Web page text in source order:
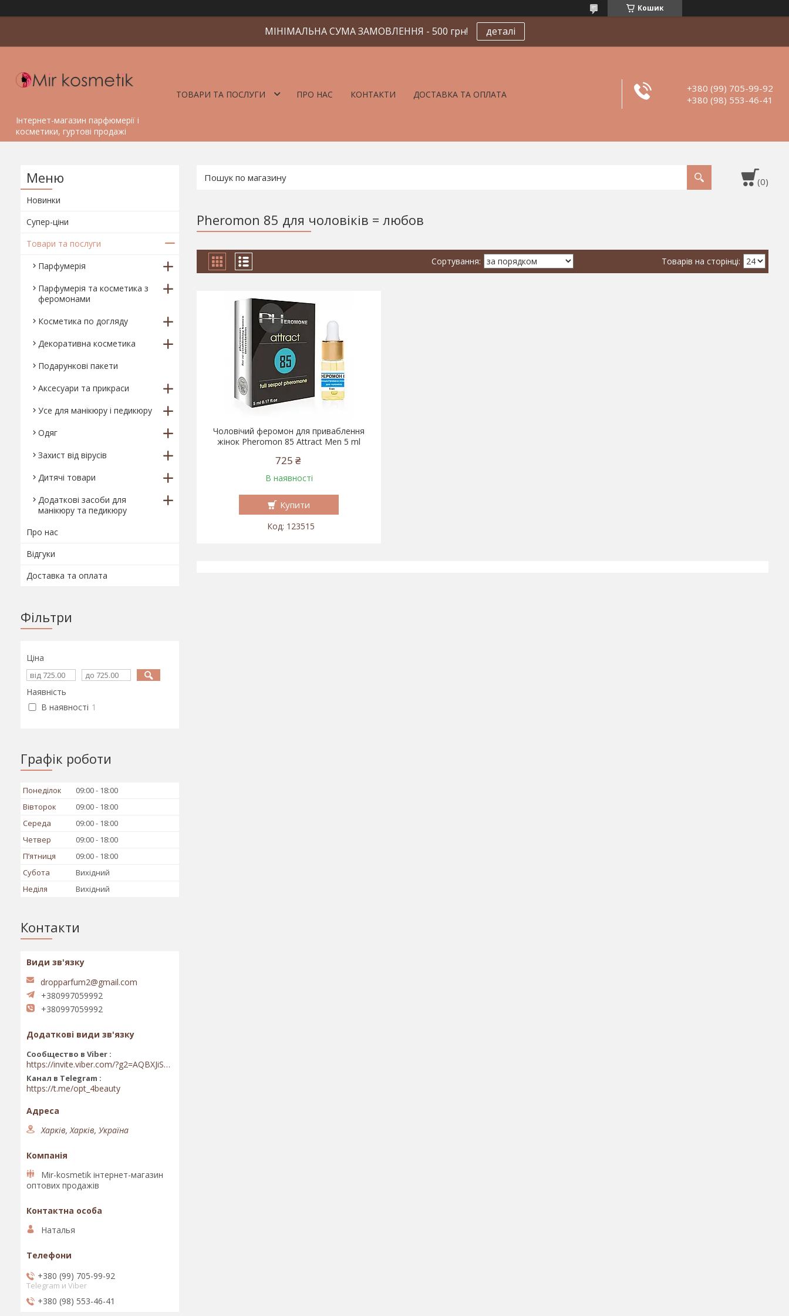
Кошик
МІНІМАЛЬНА СУМА ЗАМОВЛЕННЯ - 500 грн! деталі
Інтернет-магазин парфюмерії і
косметики, гуртові продажі
ТОВАРИ ТА ПОСЛУГИ ПРО НАС КОНТАКТИ ДОСТАВКА ТА ОПЛАТА
+380 (99) 705-99-92
+380 (98) 553-46-41
Pheromon 85 для чоловіків = любов
Чоловічий феромон для приваблення
жінок Pheromon 85 Attract Men 5 ml
725 ₴
В наявності
Купити
123515
Новинки
Супер-ціни
Товари та послуги
Парфумерія
Парфумерія та косметика з
феромонами
Косметика по догляду
Декоративна косметика
Подарункові пакети
Аксесуари та прикраси
Усе для манікюру і педикюру
Одяг
Захист від вірусів
Дитячі товари
Додаткові засоби для
манікюру та педикюру
Про нас
Відгуки
Доставка та оплата
Фільтри
Ціна
Наявність
В наявності 1
Графік роботи
Понеділок 09:00
18:00
Вівторок
09:00
18:00
Середа
09:00
18:00
Четвер
09:00
18:00
Пʼятниця
09:00
18:00
Субота
Вихідний
Неділя
Вихідний
Контакти
dropparfum2@gmail.com
+380997059992
+380997059992
Сообщество в Viber
https://invite.viber.com/?g2=AQBXJiSwIKj9N0wsLWM5JifCoZ3k4Lza4fq58RAqpi3Qaj4OiaoTVb4yP1q7iB6e
Канал в Telegram
https://t.me/opt_4beauty
Харків, Харків, Україна
Mir-kosmetik інтернет-магазин
оптових продажів
Наталья
+380 (99) 705-99-92
Telegram и Viber
+380 (98) 553-46-41